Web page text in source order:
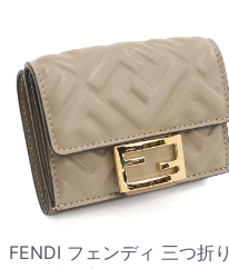
FENDI フェンディ 三つ折り